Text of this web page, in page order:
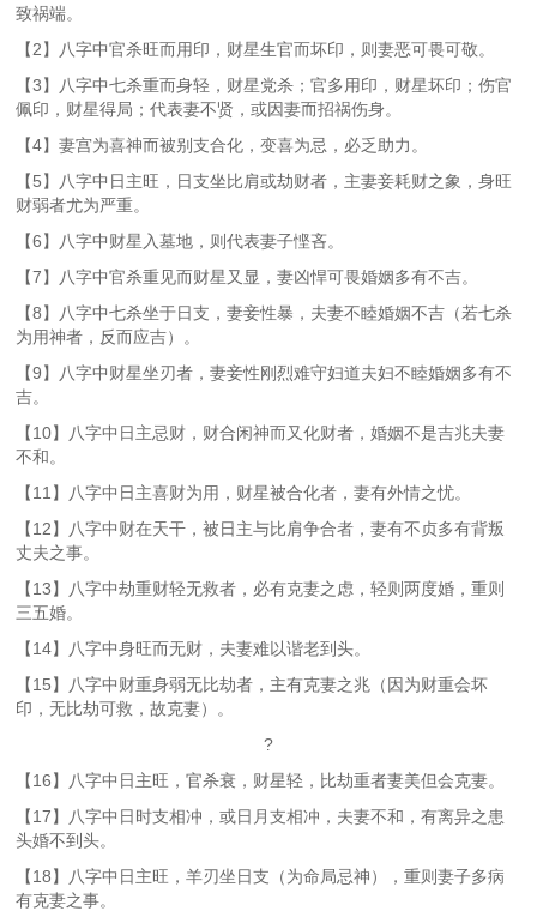
致祸端。
【2】八字中官杀旺而用印，财星生官而坏印，则妻恶可畏可敬。
【3】八字中七杀重而身轻，财星党杀；官多用印，财星坏印；伤官
佩印，财星得局；代表妻不贤，或因妻而招祸伤身。
【4】妻宫为喜神而被别支合化，变喜为忌，必乏助力。
【5】八字中日主旺，日支坐比肩或劫财者，主妻妾耗财之象，身旺
财弱者尤为严重。
【6】八字中财星入墓地，则代表妻子悭吝。
【7】八字中官杀重见而财星又显，妻凶悍可畏婚姻多有不吉。
【8】八字中七杀坐于日支，妻妾性暴，夫妻不睦婚姻不吉（若七杀
为用神者，反而应吉）。
【9】八字中财星坐刃者，妻妾性刚烈难守妇道夫妇不睦婚姻多有不
吉。
【10】八字中日主忌财，财合闲神而又化财者，婚姻不是吉兆夫妻
不和。
【11】八字中日主喜财为用，财星被合化者，妻有外情之忧。
【12】八字中财在天干，被日主与比肩争合者，妻有不贞多有背叛
丈夫之事。
【13】八字中劫重财轻无救者，必有克妻之虑，轻则两度婚，重则
三五婚。
【14】八字中身旺而无财，夫妻难以谐老到头。
【15】八字中财重身弱无比劫者，主有克妻之兆（因为财重会坏
印，无比劫可救，故克妻）。
?
【16】八字中日主旺，官杀衰，财星轻，比劫重者妻美但会克妻。
【17】八字中日时支相冲，或日月支相冲，夫妻不和，有离异之患
头婚不到头。
【18】八字中日主旺，羊刃坐日支（为命局忌神），重则妻子多病
有克妻之事。